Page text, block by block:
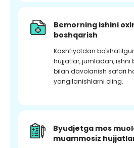
Bemorning ishini
boshqarish
Kashfiyotdan
hujjatlar, jumladan, ishni
bilan davolanish safari
yangilanishlarni oling.
Byudjetga mos
muammosiz